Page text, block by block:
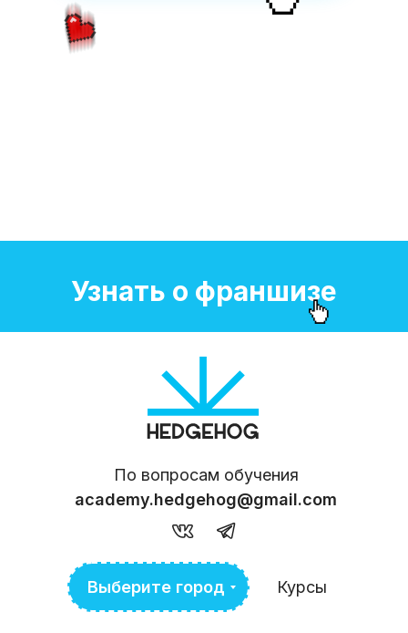
Узнать о франшизе
Выберите город Курсы
По вопросам обучения
academy.hedgehog@gmail.com